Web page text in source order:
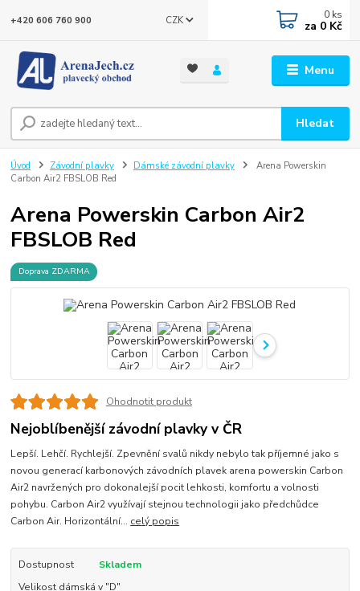
Menu
CZK
Hledat
+420 606 760 900 0 ks
za 0 Kč
Úvod Závodní plavky Dámské závodní plavky
Arena Powerskin
Carbon Air2 FBSLOB Red
Arena Powerskin Carbon Air2
FBSLOB Red
Doprava ZDARMA
Ohodnotit produkt
Nejoblíbenější závodní plavky v ČR
Lepší. Lehčí. Rychlejší. Zpevnění svalů nikdy nebylo tak příjemné jako s
novou generací karbonových závodních plavek arena powerskin Carbon
Air2 navržených pro dokonalejší pocit lehkosti, komfortu a volnosti
pohybu. Carbon Air2 využívají stejnou technologii jako předchůdce
Carbon Air. Horizontální... celý popis
Dostupnost
Skladem
Velikost dámská v "D"